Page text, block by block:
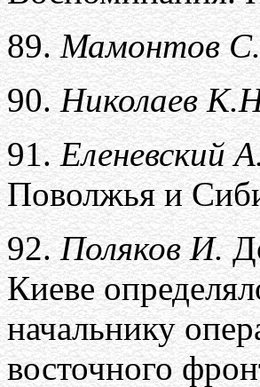
89.Мамонтов
90.Николаев
91.Еленевский
Поволжья и
92.Поляков И.
Киеве
начальнику
восточного